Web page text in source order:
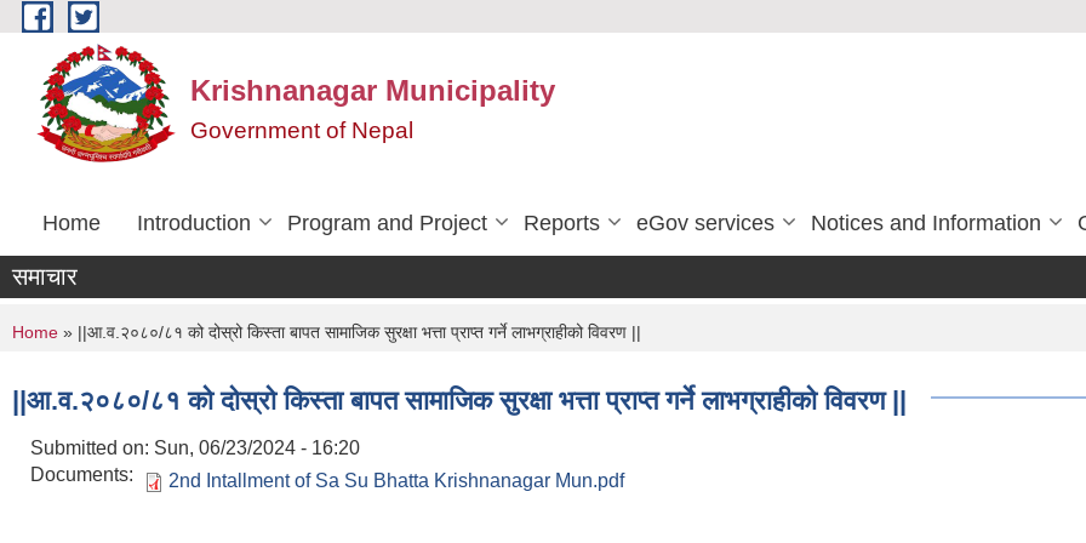
Skip to main content
Krishnanagar Municipality
Government of Nepal
Home Introduction Program and Project Reports eGov services Notices and Information
समाचार
You are here
Home » ||आ.व.२०८०/८१ को दोस्रो किस्ता बापत सामाजिक सुरक्षा भत्ता प्राप्त गर्ने लाभग्राहीको विवरण ||
||आ.व.२०८०/८१ को दोस्रो किस्ता बापत सामाजिक सुरक्षा भत्ता प्राप्त गर्ने लाभग्राहीको विवरण ||
Submitted on: Sun, 06/23/2024 - 16:20
Documents:
2nd Intallment of Sa Su Bhatta Krishnanagar Mun.pdf